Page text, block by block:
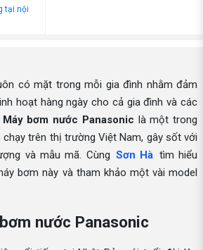
tại nội
có mặt trong mỗi gia đình nhằm đảm
hoạt hàng ngày cho cả gia đình và các
Máy bơm nước Panasonic là một trong
trên thị trường Việt Nam, gây sốt với
và mẫu mã. Cùng Sơn Hà tìm hiểu
bơm này và tham khảo một vài model
nước Panasonic